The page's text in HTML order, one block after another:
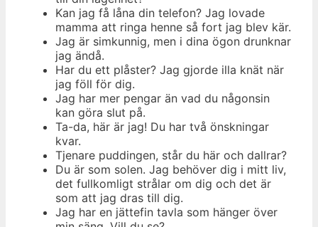
Kan jag få låna din telefon? Jag lovade
mamma att ringa henne så fort jag blev kär.
Jag är simkunnig, men i dina ögon drunknar
jag ändå.
Har du ett plåster? Jag gjorde illa knät när
jag föll för dig.
Jag har mer pengar än vad du någonsin
kan göra slut på.
Ta-da, här är jag! Du har två önskningar
kvar.
Tjenare puddingen, står du här och dallrar?
Du är som solen. Jag behöver dig i mitt liv,
det fullkomligt strålar om dig och det är
som att jag dras till dig.
Jag har en jättefin tavla som hänger över